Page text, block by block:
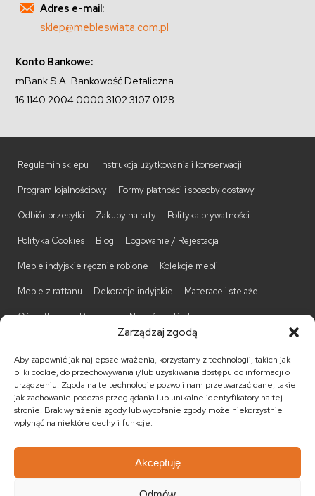
Zarządzaj zgodą
Aby zapewnić jak najlepsze wrażenia, korzystamy z technologii, takich jak
pliki cookie, do przechowywania i/lub uzyskiwania dostępu do informacji o
urządzeniu. Zgoda na te technologie pozwoli nam przetwarzać dane, takie
jak zachowanie podczas przeglądania lub unikalne identyfikatory na tej
stronie. Brak wyrażenia zgody lub wycofanie zgody może niekorzystnie
wpłynąć na niektóre cechy i funkcje.
Akceptuję
Adres e-mail:
sklep@mebleswiata.com.pl
Konto Bankowe:
mBank S.A. Bankowość Detaliczna
16 1140 2004 0000 3102 3107 0128
Regulamin sklepu Instrukcja użytkowania i konserwacji
Program lojalnościowy Formy płatności i sposoby dostawy
Odbiór przesyłki Zakupy na raty Polityka prywatności
Polityka Cookies Blog Logowanie / Rejestacja
Meble indyjskie ręcznie robione Kolekcje mebli
Meble z rattanu Dekoracje indyjskie Materace i stelaże
Oświetlenie Promocje Nowości Barki kolonialne
Komody kolonialne Krzesła kolonialne
Kufry indyjskie Ławki kolonialne Łóżka kolonialne
Parawany kolonialne Półki kolonialne Regały kolonialne
Stojaki na CD Stoliki kawowe Stoliki nocne